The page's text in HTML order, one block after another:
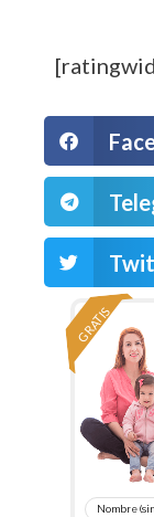
GRATIS